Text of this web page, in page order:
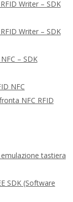
Writer – SDK
Writer – SDK
– SDK
NFC
NFC RFID
tastiera
SDK (Software